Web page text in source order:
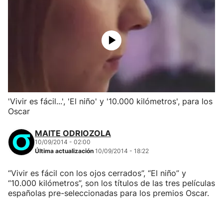
'Vivir es fácil...', 'El niño' y '10.000 kilómetros', para los
Oscar
MAITE ODRIOZOLA
10/09/2014 - 02:00
Última actualización 10/09/2014 - 18:22
“Vivir es fácil con los ojos cerrados”, “El niño” y
“10.000 kilómetros”, son los títulos de las tres películas
españolas pre-seleccionadas para los premios Oscar.